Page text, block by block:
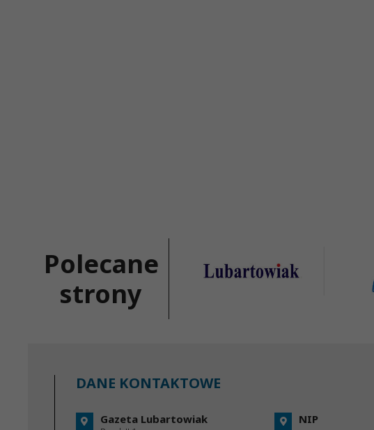
Polecane
strony
DANE KONTAKTOWE
Gazeta Lubartowiak NIP